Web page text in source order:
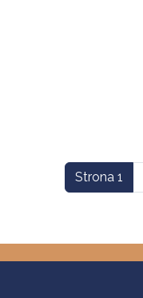
Strona 1